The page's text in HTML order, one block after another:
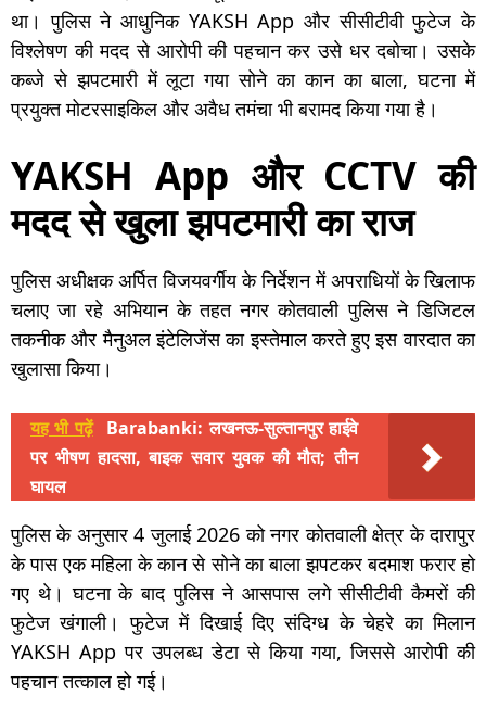
था। पुलिस ने आधुनिक YAKSH App और सीसीटीवी फुटेज के
विश्लेषण की मदद से आरोपी की पहचान कर उसे धर दबोचा। उसके
कब्जे से झपटमारी में लूटा गया सोने का कान का बाला, घटना में
प्रयुक्त मोटरसाइकिल और अवैध तमंचा भी बरामद किया गया है।
YAKSH App और CCTV की
मदद से खुला झपटमारी का राज
पुलिस अधीक्षक अर्पित विजयवर्गीय के निर्देशन में अपराधियों के खिलाफ
चलाए जा रहे अभियान के तहत नगर कोतवाली पुलिस ने डिजिटल
तकनीक और मैनुअल इंटेलिजेंस का इस्तेमाल करते हुए इस वारदात का
खुलासा किया।
यह भी पढ़ें
Barabanki: लखनऊ-सुल्तानपुर हाईवे
पर भीषण हादसा, बाइक सवार युवक की मौत; तीन
घायल
पुलिस के अनुसार 4 जुलाई 2026 को नगर कोतवाली क्षेत्र के दारापुर
के पास एक महिला के कान से सोने का बाला झपटकर बदमाश फरार हो
गए थे। घटना के बाद पुलिस ने आसपास लगे सीसीटीवी कैमरों की
फुटेज खंगाली। फुटेज में दिखाई दिए संदिग्ध के चेहरे का मिलान
YAKSH App पर उपलब्ध डेटा से किया गया, जिससे आरोपी की
पहचान तत्काल हो गई।